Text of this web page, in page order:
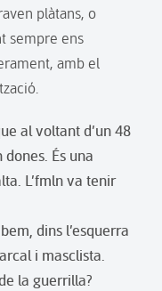
plàtans, o
sempre ens
amb el
al voltant d’un 48
És una
L’fmln va tenir
dins l’esquerra
i masclista.
la guerrilla?